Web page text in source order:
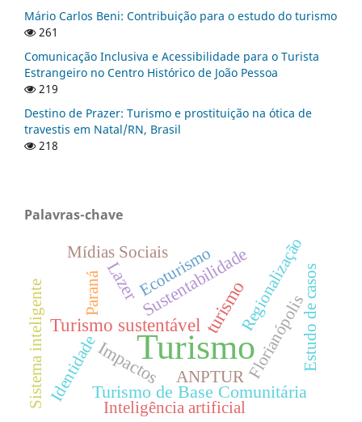
Mário Carlos Beni: Contribuição para o estudo do turismo
261
Comunicação Inclusiva e Acessibilidade para o Turista
Estrangeiro no Centro Histórico de João Pessoa
219
Destino de Prazer: Turismo e prostituição na ótica de
travestis em Natal/RN, Brasil
218
Palavras-chave
Turismo
Turismo sustentável turismo
Impactos
LazerSustentabilidade
Turismo de Base Comunitária
Ecoturismo
Florianópolis
Mídias Sociais Regionalização
Paraná
Identidade
ANPTUR
Inteligência artificial
Sistema inteligente Estudo de casos